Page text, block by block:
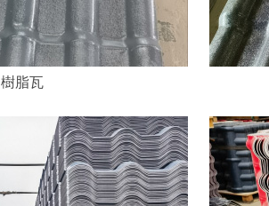
樹脂瓦